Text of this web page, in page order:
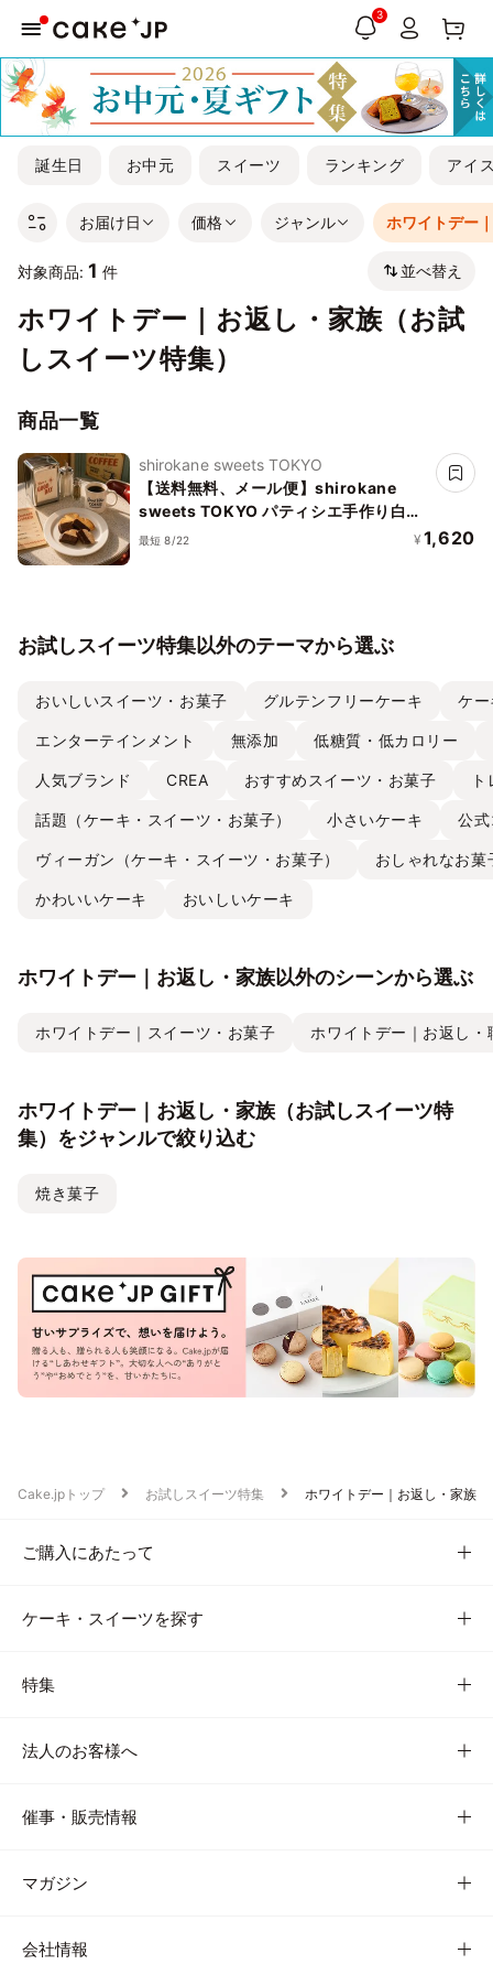
3
誕生日 お中元 スイーツ ランキング アイ
お届け日 価格 ジャンル ホワイトデー
対象商品: 1 件 並べ替え
ホワイトデー｜お返し・家族（お試
しスイーツ特集）
商品一覧
shirokane sweets TOKYO
【送料無料、メール便】shirokane
sweets TOKYO パティシエ手作り白金
ラスク（ショコラ）4枚入
最短 8/22 ¥ 1,620
お試しスイーツ特集以外のテーマから選ぶ
おいしいスイーツ・お菓子 グルテンフリーケーキ ケ
エンターテインメント 無添加 低糖質・低カロリー
人気ブランド CREA おすすめスイーツ・お菓子
話題（ケーキ・スイーツ・お菓子） 小さいケーキ 公
ヴィーガン（ケーキ・スイーツ・お菓子） おしゃれなお菓
かわいいケーキ おいしいケーキ
ホワイトデー｜お返し・家族以外のシーンから選ぶ
ホワイトデー｜スイーツ・お菓子 ホワイトデー｜お返し・
ホワイトデー｜お返し・家族（お試しスイーツ特
集）をジャンルで絞り込む
焼き菓子
Cake.jpトップ お試しスイーツ特集 ホワイトデー｜お返し・家族
ご購入にあたって
ケーキ・スイーツを探す
特集
法人のお客様へ
催事・販売情報
マガジン
会社情報